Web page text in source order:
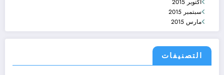
أكتوبر 2015
سبتمبر 2015
مارس 2015
التصنيفات